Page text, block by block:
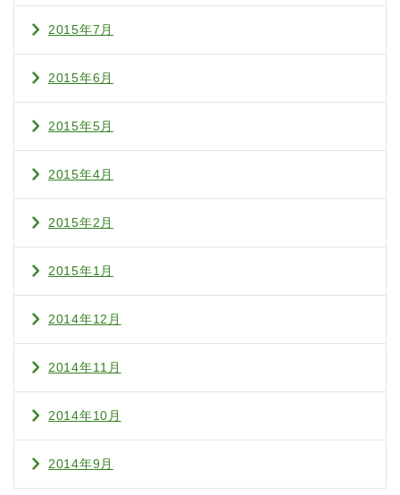
2015年7月
2015年6月
2015年5月
2015年4月
2015年2月
2015年1月
2014年12月
2014年11月
2014年10月
2014年9月